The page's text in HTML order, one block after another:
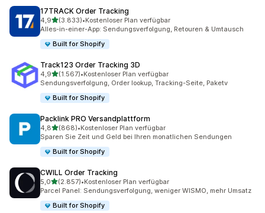
17TRACK Order Tracking
4,9von 5 Sternen
(3.833)
3833 Rezensionen insgesamt
•Kostenloser Plan verfügbar
Alles-in-einer-App: Sendungsverfolgung, Retouren & Umtausch
Built for Shopify
Track123 Order Tracking 3D
4,9von 5 Sternen
(1.567)
1567 Rezensionen insgesamt
•Kostenloser Plan verfügbar
Sendungsverfolgung, Order lookup, Tracking-Seite, Paketv
Built for Shopify
Packlink PRO Versandplattform
4,8von 5 Sternen
(868)
868 Rezensionen insgesamt
•Kostenloser Plan verfügbar
Sparen Sie Zeit und Geld bei Ihren monatlichen Sendungen
Built for Shopify
CWILL Order Tracking
5,0von 5 Sternen
(2.857)
2857 Rezensionen insgesamt
•Kostenloser Plan verfügbar
Parcel Panel: Sendungsverfolgung, weniger WISMO, mehr Umsatz
Built for Shopify